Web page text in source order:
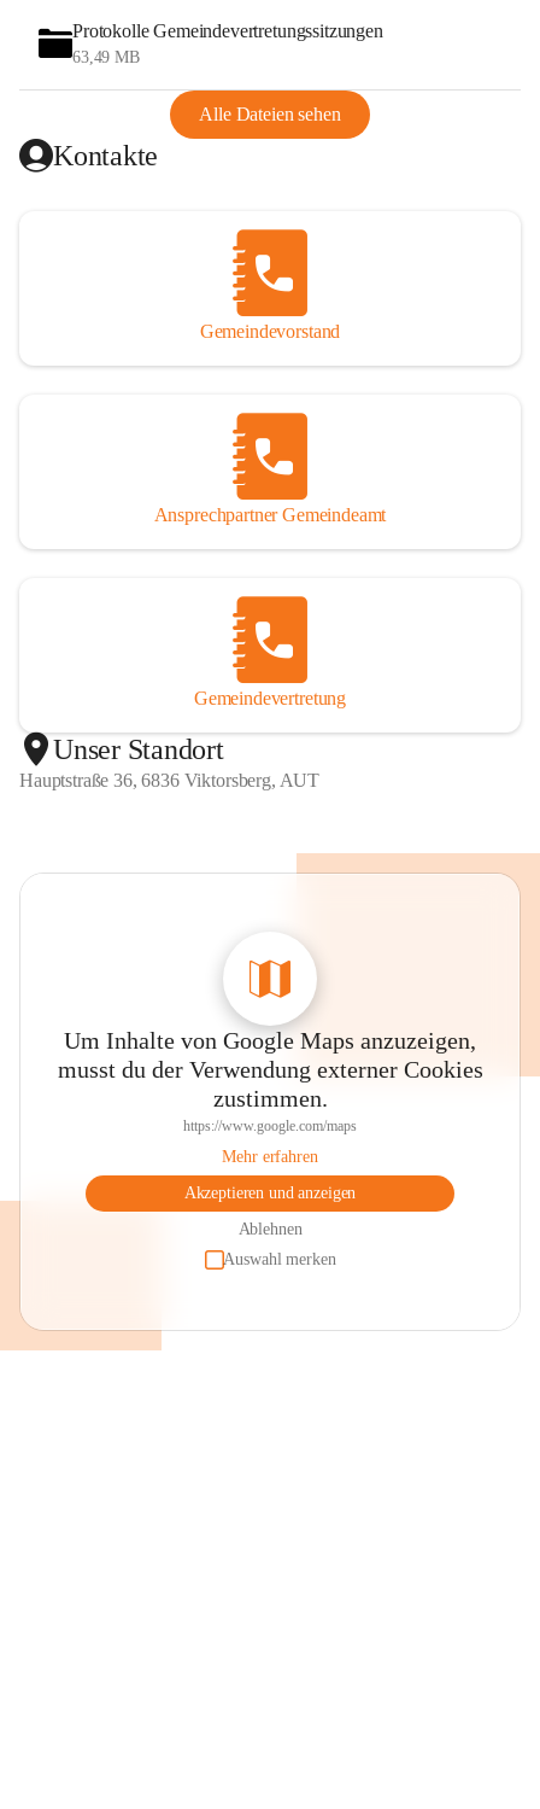
Protokolle Gemeindevertretungssitzungen
63,49 MB
Alle Dateien sehen
Kontakte
Gemeindevorstand
Ansprechpartner Gemeindeamt
Gemeindevertretung
Unser Standort
Hauptstraße 36, 6836 Viktorsberg, AUT
Um Inhalte von Google Maps anzuzeigen,
musst du der Verwendung externer Cookies
zustimmen.
https://www.google.com/maps
Mehr erfahren
Akzeptieren und anzeigen
Ablehnen
Auswahl merken